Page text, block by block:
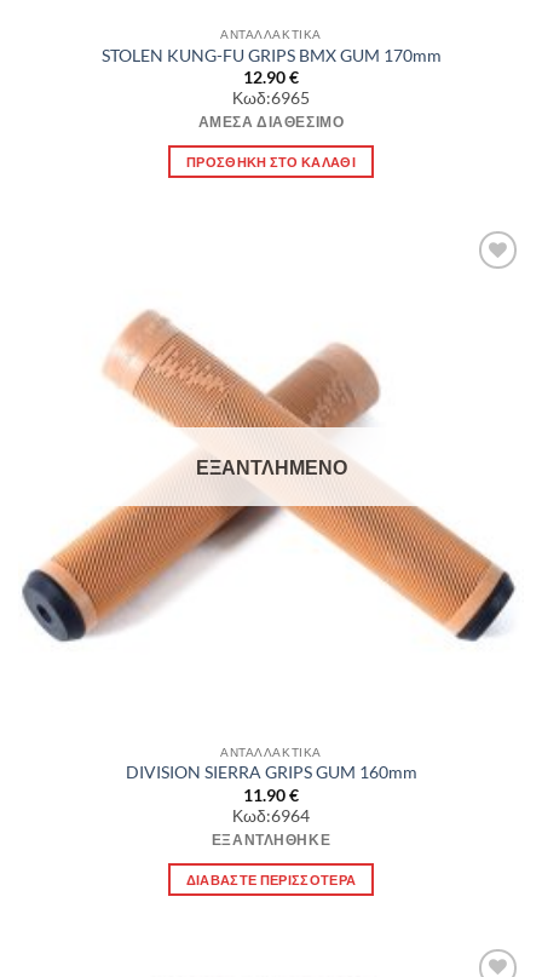
ΑΝΤΑΛΛΑΚΤΙΚΑ
STOLEN KUNG-FU GRIPS BMX GUM 170mm
12.90€
Κωδ:6965
ΆΜΕΣΑ ΔΙΑΘΈΣΙΜΟ
ΠΡΟΣΘΉΚΗ ΣΤΟ ΚΑΛΆΘΙ
ΕΞΑΝΤΛΗΜΈΝΟ
ΑΝΤΑΛΛΑΚΤΙΚΑ
DIVISION SIERRA GRIPS GUM 160mm
11.90€
Κωδ:6964
ΕΞΑΝΤΛΉΘΗΚΕ
ΔΙΑΒΆΣΤΕ ΠΕΡΙΣΣΌΤΕΡΑ